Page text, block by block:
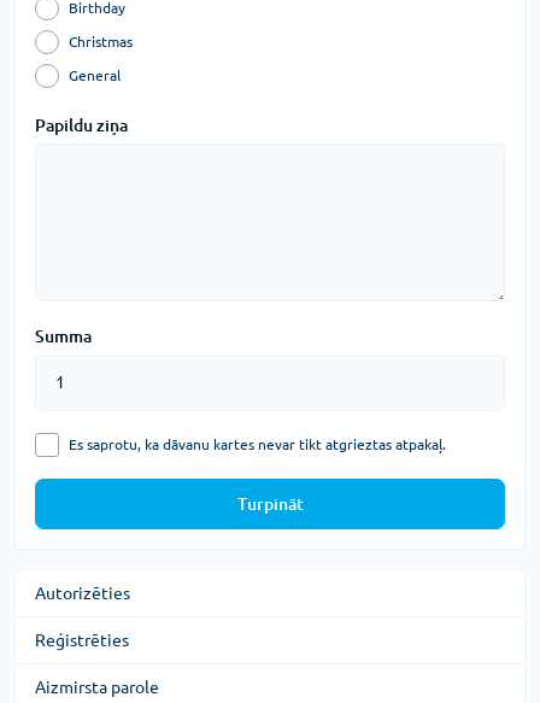
Birthday
Christmas
General
Papildu ziņa
Summa
Es saprotu, ka dāvanu kartes nevar tikt atgrieztas atpakaļ.
Turpināt
Autorizēties
Reģistrēties
Aizmirsta parole